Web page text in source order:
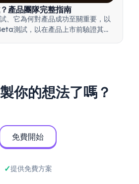
產品團隊完整指南
、它為何對產品成功至關重要，以
測試，以在產品上市前驗證其品
你的想法了嗎？
免費開始
提供免費方案